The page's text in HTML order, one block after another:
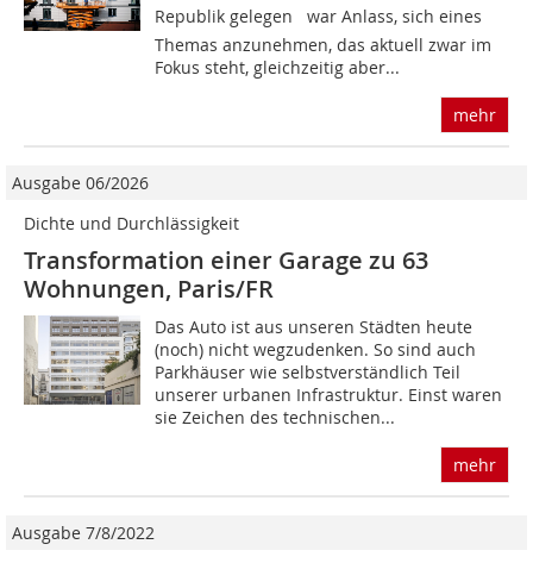
Republik gelegen  war Anlass, sich eines
Themas anzunehmen, das aktuell zwar im
Fokus steht, gleichzeitig aber...
mehr
Ausgabe 06/2026
Dichte und Durchlässigkeit
Transformation einer Garage zu 63
Wohnungen, Paris/FR
Das Auto ist aus unseren Städten heute
(noch) nicht wegzudenken. So sind auch
Parkhäuser wie selbstverständlich Teil
unserer urbanen Infrastruktur. Einst waren
sie Zeichen des technischen...
mehr
Ausgabe 7/8/2022